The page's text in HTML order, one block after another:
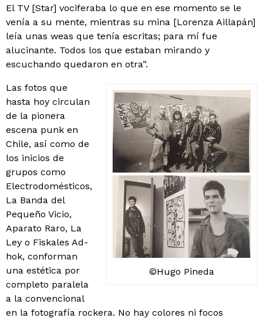
El TV [Star] vociferaba lo que en ese momento se le
venía a su mente, mientras su mina [Lorenza Aillapán]
leía unas weas que tenía escritas; para mí fue
alucinante. Todos los que estaban mirando y
escuchando quedaron en otra”.
©Hugo Pineda
Las fotos que
hasta hoy circulan
de la pionera
escena punk en
Chile, así como de
los inicios de
grupos como
Electrodomésticos,
La Banda del
Pequeño Vicio,
Aparato Raro, La
Ley o Fiskales Ad-
hok, conforman
una estética por
completo paralela
a la convencional
en la fotografía rockera. No hay colores ni focos